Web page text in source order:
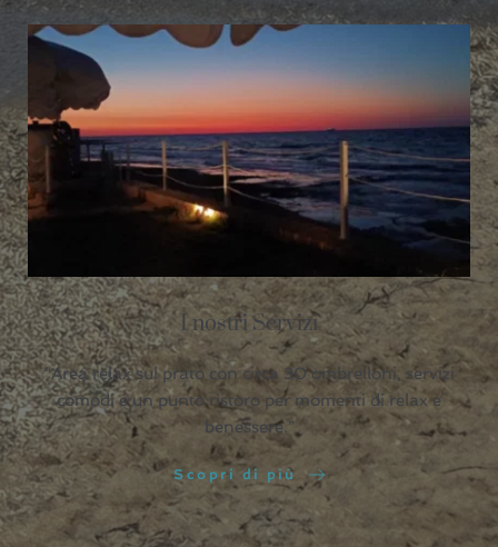
I nostri Servizi
“Area relax sul prato con circa 30 ombrelloni, servizi
comodi e un punto ristoro per momenti di relax e
benessere.”
Scopri di più